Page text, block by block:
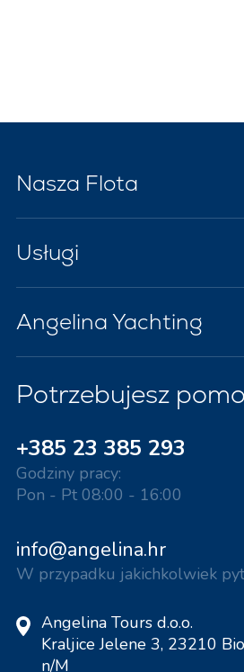
Nasza Flota
Usługi
Angelina Yachting
Potrzebujesz
+385 23 385 293
Godziny pracy:
Pon - Pt 08:00 - 16:00
info@angelina.hr
W przypadku jakichkolwiek
Angelina Tours d.o.o.
Kraljice Jelene 3, 23210
n/M